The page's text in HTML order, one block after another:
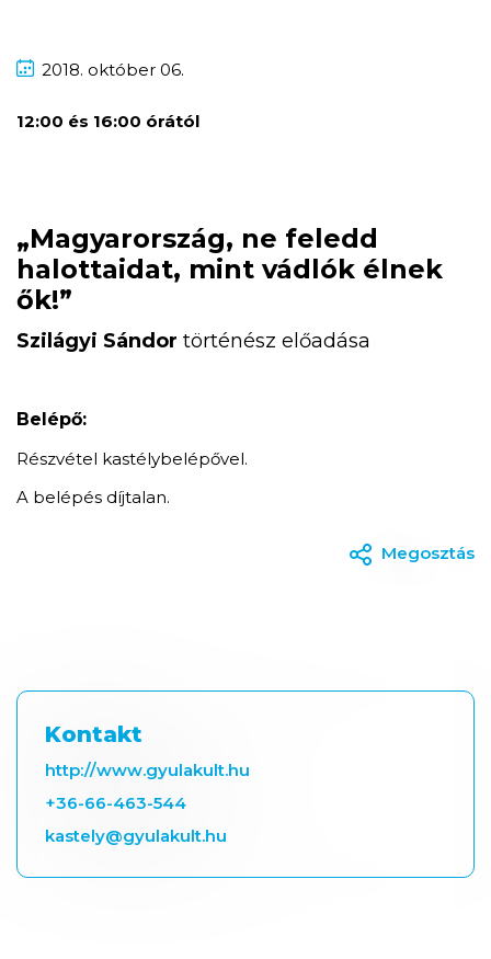
2018. október 06.
12:00 és 16:00 órától
„Magyarország, ne feledd
halottaidat, mint vádlók élnek
ők!”
Szilágyi Sándor történész előadása
Belépő:
Részvétel kastélybelépővel.
A belépés díjtalan.
Megosztás
Kontakt
http://www.gyulakult.hu
+36-66-463-544
kastely@gyulakult.hu